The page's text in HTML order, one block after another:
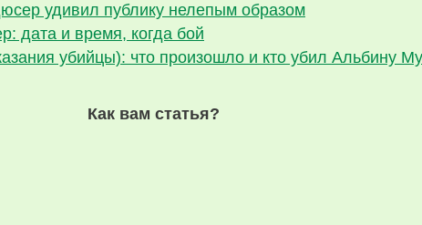
удивил публику нелепым образом
дата и время, когда бой
убийцы): что произошло и кто убил Альбину
Как вам статья?